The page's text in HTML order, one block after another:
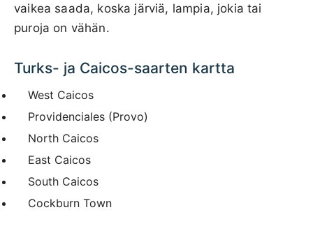
vaikea saada, koska järviä, lampia, jokia tai
puroja on vähän.
Turks- ja Caicos-saarten kartta
West Caicos
Providenciales (Provo)
North Caicos
East Caicos
South Caicos
Cockburn Town